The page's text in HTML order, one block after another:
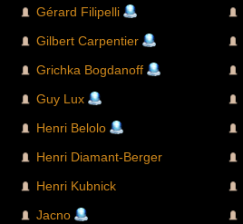
Gérard Filipelli
Gilbert Carpentier
Grichka Bogdanoff
Guy Lux
Henri Belolo
Henri Diamant-Berger
Henri Kubnick
Jacno